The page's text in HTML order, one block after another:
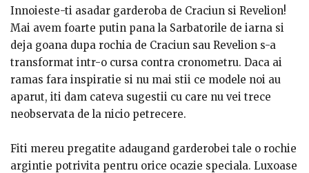
Innoieste-ti asadar garderoba de Craciun si Revelion!
Mai avem foarte putin pana la Sarbatorile de iarna si
deja goana dupa rochia de Craciun sau Revelion s-a
transformat intr-o cursa contra cronometru. Daca ai
ramas fara inspiratie si nu mai stii ce modele noi au
aparut, iti dam cateva sugestii cu care nu vei trece
neobservata de la nicio petrecere.
Fiti mereu pregatite adaugand garderobei tale o rochie
argintie potrivita pentru orice ocazie speciala. Luxoase